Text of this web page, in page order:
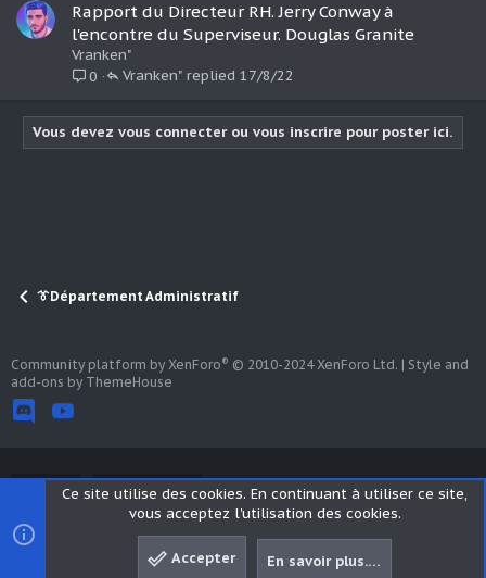
Rapport du Directeur RH. Jerry Conway à
l'encontre du Superviseur. Douglas Granite
Vranken"
0
17/8/22
Vranken"
Vous devez vous connecter ou vous inscrire pour poster ici.
👔Département Administratif
Abyss V2
Français (FR)
Politique de confidentialité Aide Accueil
R
Community platform by XenForo® © 2010-2024 XenForo Ltd. | Style and
add-ons by ThemeHouse
Ce site utilise des cookies. En continuant à utiliser ce site,
vous acceptez l'utilisation des cookies.
Accepter En savoir plus.…